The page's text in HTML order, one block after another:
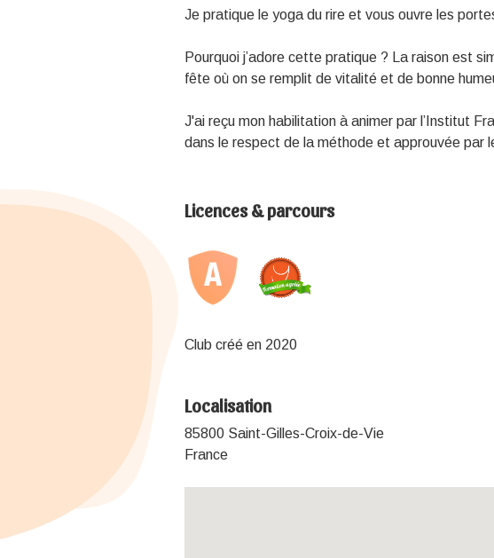
Je pratique le yoga du rire et vous ouvre les
Pourquoi j’adore cette pratique ? La raison est
fête où on se remplit de vitalité et de bonne
J'ai reçu mon habilitation à animer par l’Institut
dans le respect de la méthode et approuvée par
Licences & parcours
Club créé en 2020
Localisation
85800 Saint-Gilles-Croix-de-Vie
France